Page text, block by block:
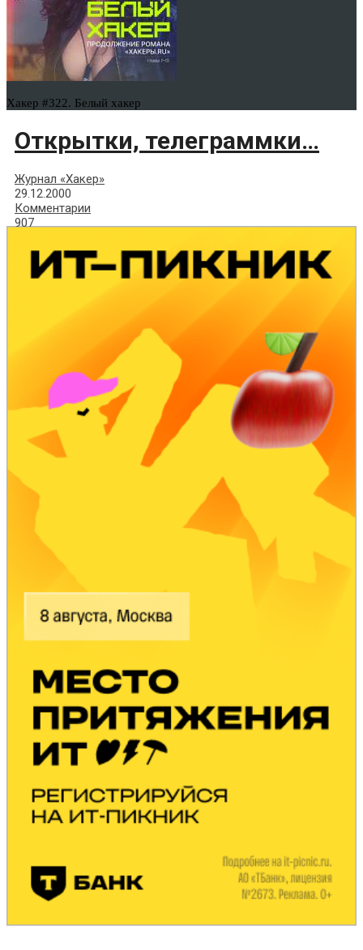
Хакер #322. Белый хакер
Открытки, телеграммки…
Журнал «Хакер»
29.12.2000
Комментарии
907